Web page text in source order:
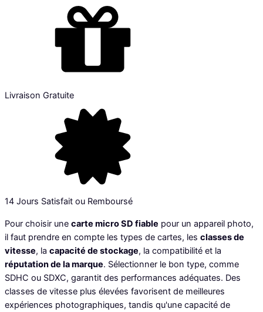
Livraison Gratuite
14 Jours Satisfait ou Remboursé
Pour choisir une carte micro SD fiable pour un appareil photo,
il faut prendre en compte les types de cartes, les classes de
vitesse, la capacité de stockage, la compatibilité et la
réputation de la marque. Sélectionner le bon type, comme
SDHC ou SDXC, garantit des performances adéquates. Des
classes de vitesse plus élevées favorisent de meilleures
expériences photographiques, tandis qu'une capacité de